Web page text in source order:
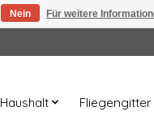
Haushalt Fliegengitter
Nein Für weitere